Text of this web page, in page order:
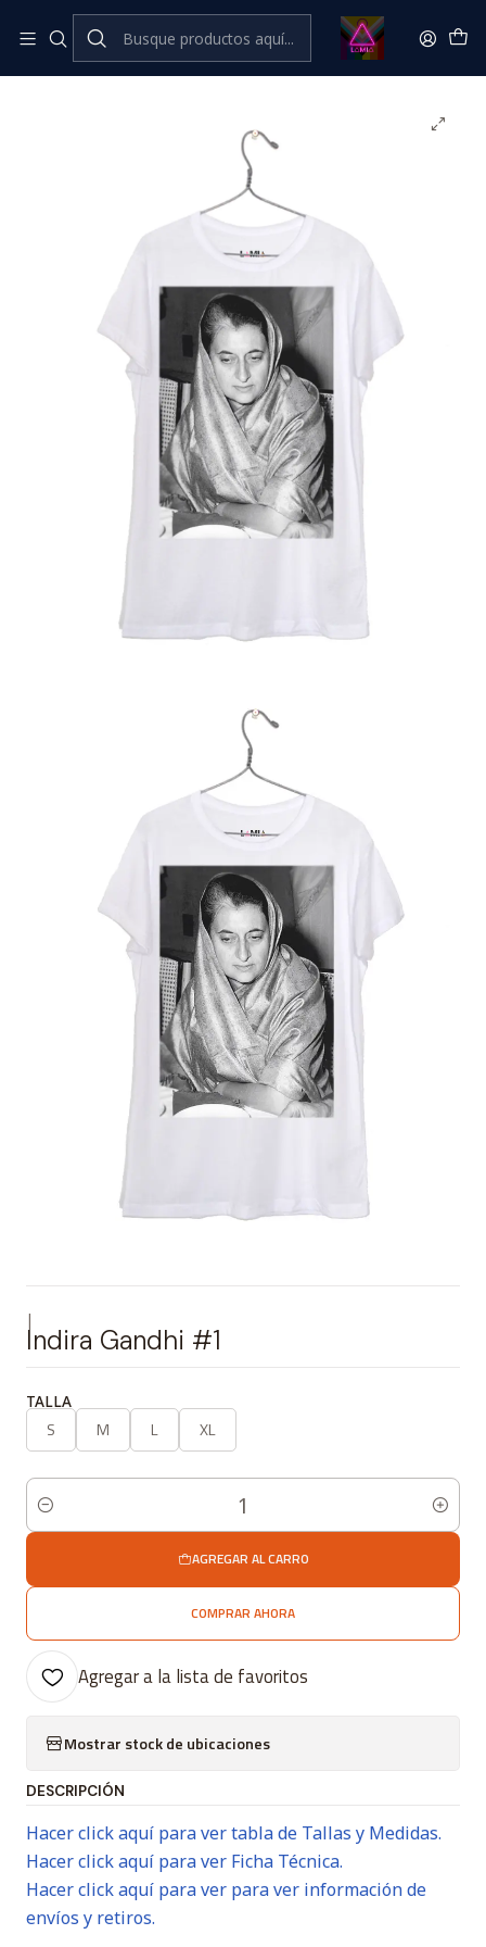
Inicio Catálogo Classic Feminismo💜​🔥​ Classic
Indira Gandhi #1
|
Indira Gandhi #1
TALLA
S M L XL
Cantidad
AGREGAR AL CARRO
COMPRAR AHORA
Agregar a la lista de favoritos
Mostrar stock de ubicaciones
DESCRIPCIÓN
Hacer click aquí para ver tabla de Tallas y Medidas.
Hacer click aquí para ver Ficha Técnica.
Hacer click aquí para ver para ver información de
envíos y retiros.